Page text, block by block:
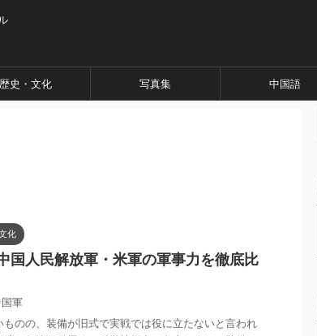
歴史・文化 写真集 中国語
化
国人民解放軍・米軍の軍事力を徹底比
軍
のの、装備が旧式で実戦では役に立たないと言われ